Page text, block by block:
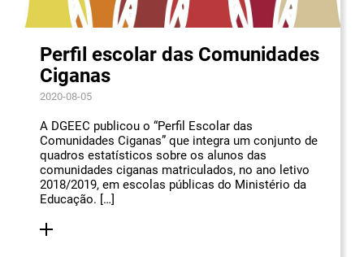
Perfil escolar das Comunidades
Ciganas
2020-08-05
A DGEEC publicou o “Perfil Escolar das
Comunidades Ciganas” que integra um conjunto de
quadros estatísticos sobre os alunos das
comunidades ciganas matriculados, no ano letivo
2018/2019, em escolas públicas do Ministério da
Educação. […]